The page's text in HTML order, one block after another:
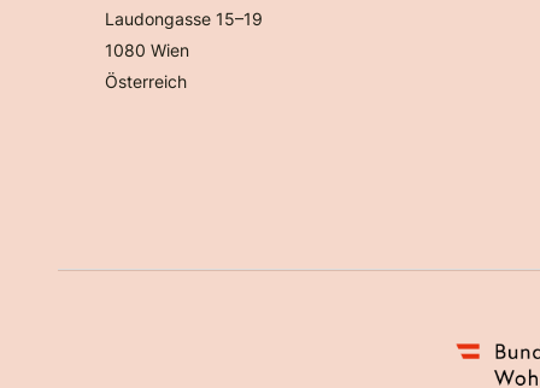
Laudongasse 15–19
1080 Wien
Österreich